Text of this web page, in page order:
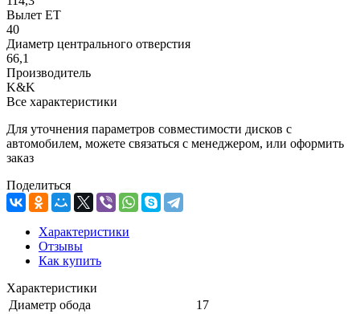
Вылет ET
40
Диаметр центрального отверстия
66,1
Производитель
K&K
Все характеристики
Для уточнения параметров совместимости дисков с
автомобилем, можете связаться с менеджером, или оформить
заказ
Поделиться
Характеристики
Отзывы
Как купить
Характеристики
Диаметр обода
17